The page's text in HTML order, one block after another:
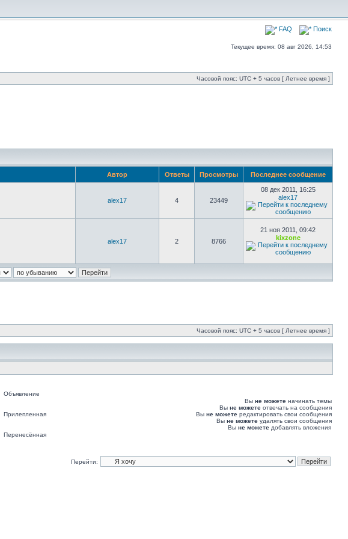
FAQ Поиск
Текущее время: 08 авг 2026, 14:53
Часовой пояс: UTC + 5 часов [ Летнее время ]
Автор Ответы Просмотры Последнее сообщение
alex17 4 23449
08 дек 2011, 16:25
alex17
alex17 2 8766
21 ноя 2011, 09:42
kixzone
Часовой пояс: UTC + 5 часов [ Летнее время ]
Объявление
Прилепленная
Перенесённая
Вы не можете начинать темы
Вы не можете отвечать на сообщения
Вы не можете редактировать свои сообщения
Вы не можете удалять свои сообщения
Вы не можете добавлять вложения
Перейти: